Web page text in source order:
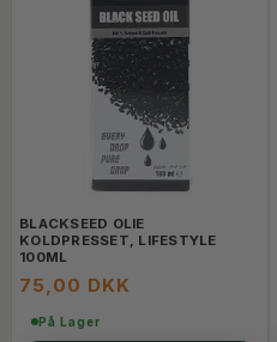
BLACKSEED OLIE
KOLDPRESSET, LIFESTYLE
100ML
75,00 DKK
På Lager